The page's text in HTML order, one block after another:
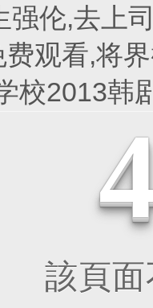
强伦,去上
观看,将
校2013韩
該頁面